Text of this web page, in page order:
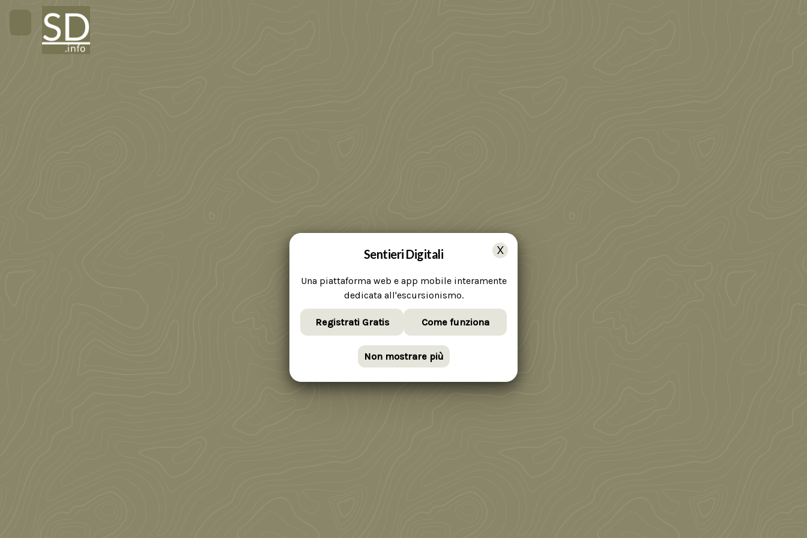
Sentieri Digitali
Una piattaforma web e app mobile interamente
dedicata all'escursionismo.
Registrati Gratis Come funziona
Non mostrare più